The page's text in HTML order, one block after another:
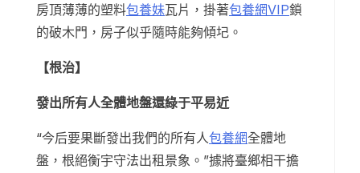
房頂薄薄的塑料包養妹瓦片，掛著包養網VIP鎖
的破木門，房子似乎隨時能夠傾圮。
【根治】
發出所有人全體地盤還綠于平易近
“今后要果斷發出我們的所有人包養網全體地
盤，根絕衡宇守法出租景象。”據將臺鄉相干擔